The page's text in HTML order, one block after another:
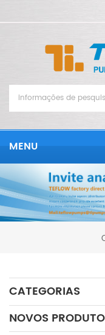
MENU
CATEGORIAS
NOVOS